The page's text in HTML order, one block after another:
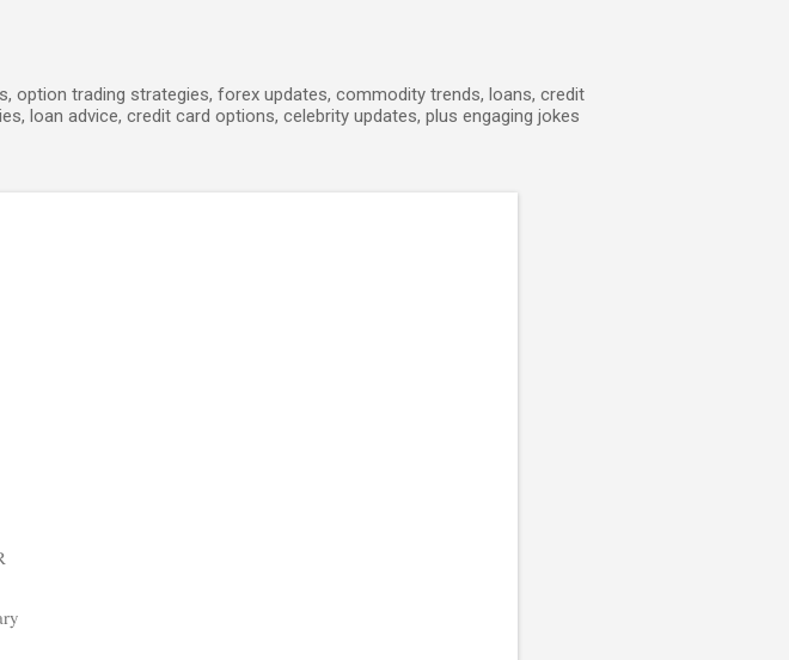
option trading strategies, forex updates, commodity trends, loans, credit
loan advice, credit card options, celebrity updates, plus engaging jokes